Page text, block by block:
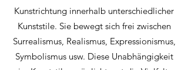
Kunstrichtung innerhalb unterschiedlicher
Kunststile. Sie bewegt sich frei zwischen
Surrealismus, Realismus, Expressionismus,
Symbolismus usw. Diese Unabhängigkeit